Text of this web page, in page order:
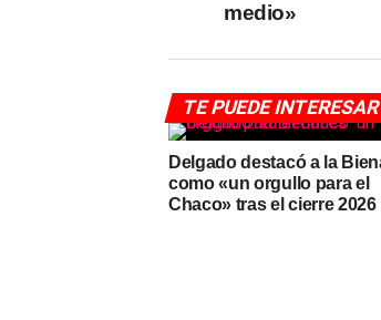
medio»
TE PUEDE INTERESAR
Delgado destacó a la
como «un orgullo para el
Chaco» tras el cierre 2026